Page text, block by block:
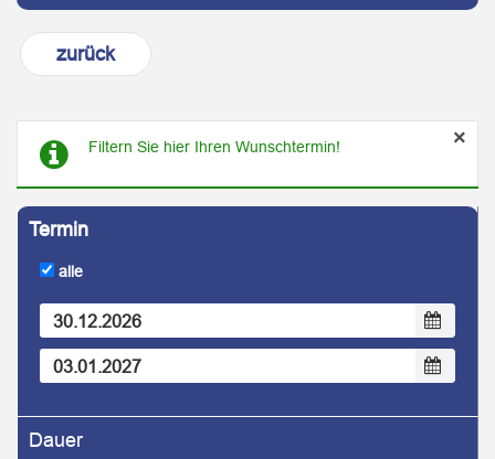
zurück
×
Filtern Sie hier Ihren Wunschtermin!
alle